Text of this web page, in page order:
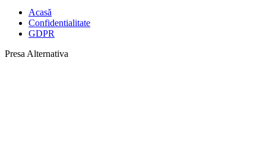
Acasă
Confidentialitate
GDPR
Presa Alternativa